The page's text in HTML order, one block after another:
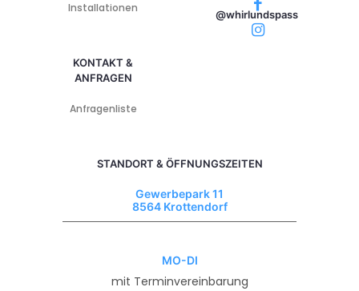
Installationen
KONTAKT &
ANFRAGEN
Anfragenliste
@whirlundspass
STANDORT & ÖFFNUNGSZEITEN
Gewerbepark 11
8564 Krottendorf
MO-DI
mit Terminvereinbarung